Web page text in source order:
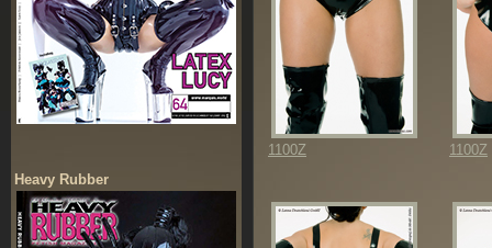
Heavy Rubber
1100Z 1100Z